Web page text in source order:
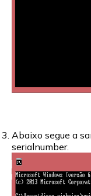
Abaixo segue a
serialnumber.